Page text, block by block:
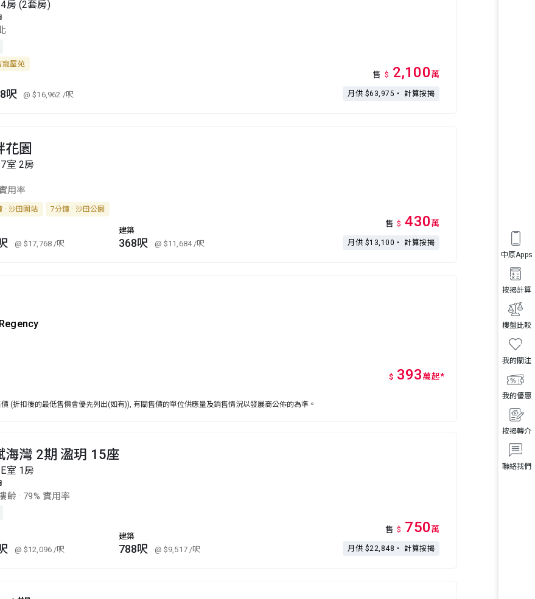
聯絡我們
按揭轉介
我的優惠
我的關注
樓盤比較
按揭計算
中原Apps
房 (2套房)
寵屋苑
呎 @ $16,962 /呎
售 $ 2,100萬
月供 $63,975・ 計算按揭
花園
室 2房
用率
· 沙田圍站 7分鐘 · 沙田公園
@ $17,768 /呎
建築
368呎 @ $11,684 /呎
售 $ 430萬
月供 $13,100・ 計算按揭
$ 393萬起*
(折扣後的最低售價會優先列出(如有)), 有關售價的單位供應量及銷售情況以發展商公佈的為準。
海灣 2期 溋玥 15座
室 1房
齡 · 79% 實用率
@ $12,096/呎
建築
788呎 @ $9,517/呎
售 $ 750萬
月供 $22,848・ 計算按揭